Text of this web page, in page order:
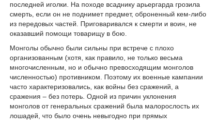
последней иголки. На походе всаднику арьергарда грозила
смерть, если он не поднимет предмет, оброненный кем-либо
из передовых частей. Приговаривался к смерти и воин, не
оказавший помощи товарищу в бою.
Монголы обычно были сильны при встрече с плохо
организованным (хотя, как правило, не только весьма
многочисленным, но и обычно превосходящим монголов
численностью) противником. Поэтому их военные кампании
часто характеризовались, как войны без сражений, а
сражения – без потерь. Одной из причин уклонения
монголов от генеральных сражений была малорослость их
лошадей, что было очень невыгодно при прямых